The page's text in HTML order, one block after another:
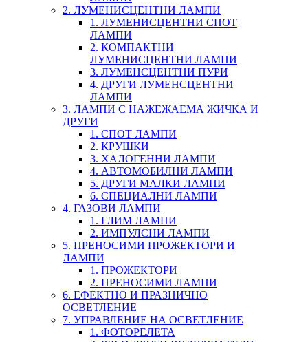
2. ЛУМЕНИСЦЕНТНИ ЛАМПИ
1. ЛУМЕНИСЦЕНТНИ СПОТ
ЛАМПИ
2. КОМПАКТНИ
ЛУМЕНИСЦЕНТНИ ЛАМПИ
3. ЛУМЕНСЦЕНТНИ ПУРИ
4. ДРУГИ ЛУМЕНСЦЕНТНИ
ЛАМПИ
3. ЛАМПИ С НАЖЕЖАЕМА ЖИЧКА И
ДРУГИ
1. СПОТ ЛАМПИ
2. КРУШКИ
3. ХАЛОГЕННИ ЛАМПИ
4. АВТОМОБИЛНИ ЛАМПИ
5. ДРУГИ МАЛКИ ЛАМПИ
6. СПЕЦИАЛНИ ЛАМПИ
4. ГАЗОВИ ЛАМПИ
1. ГЛИМ ЛАМПИ
2. ИМПУЛСНИ ЛАМПИ
5. ПРЕНОСИМИ ПРОЖЕКТОРИ И
ЛАМПИ
1. ПРОЖЕКТОРИ
2. ПРЕНОСИМИ ЛАМПИ
6. ЕФЕКТНО И ПРАЗНИЧНО
ОСВЕТЛЕНИЕ
7. УПРАВЛЕНИЕ НА ОСВЕТЛЕНИЕ
1. ФОТОРЕЛЕТА